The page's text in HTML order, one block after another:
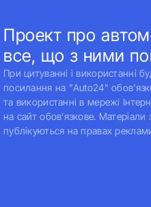
Проект про
все, що з ними
При цитуванні і використанні
посилання на "Auto24"
та використанні в мережі
на сайт обов'язкове. Матеріали
публікуються на правах